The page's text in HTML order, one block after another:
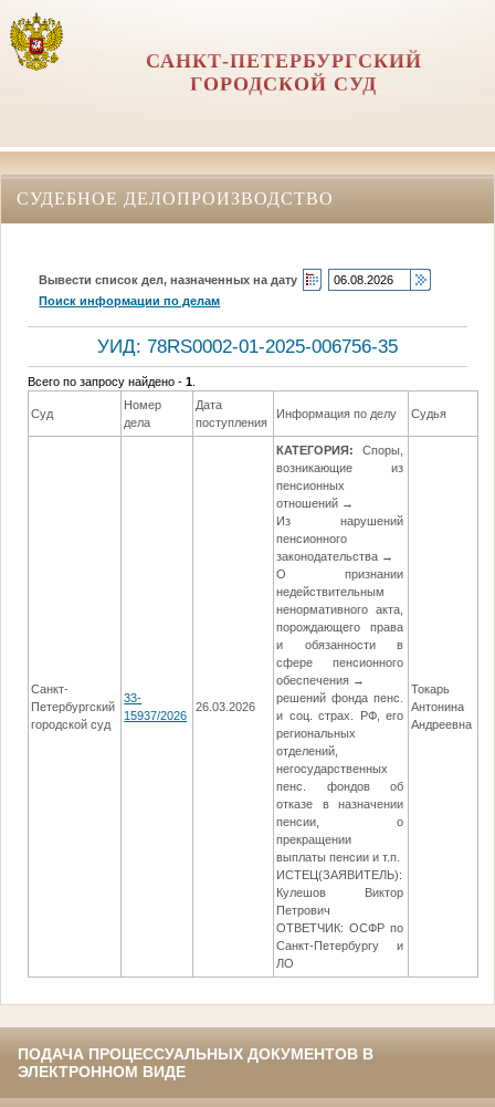
САНКТ-ПЕТЕРБУРГСКИЙ
ГОРОДСКОЙ СУД
СУДЕБНОЕ ДЕЛОПРОИЗВОДСТВО
Вывести список дел, назначенных на дату
Поиск информации по делам
УИД: 78RS0002-01-2025-006756-35
Всего по запросу найдено -1
Суд
Номер
дела
Дата
поступления
Информация по делу Судья
Санкт-
Петербургский
городской суд
33-
15937/2026
26.03.2026
КАТЕГОРИЯ:
Споры,
возникающие из
пенсионных
отношений →
Из нарушений
пенсионного
законодательства →
О признании
недействительным
ненормативного акта,
порождающего права
и обязанности в
сфере пенсионного
обеспечения →
решений фонда пенс.
и соц. страх. РФ, его
региональных
отделений,
негосударственных
пенс. фондов об
отказе в назначении
пенсии, о
прекращении
выплаты пенсии и т.п.
ИСТЕЦ(ЗАЯВИТЕЛЬ):
Кулешов Виктор
Петрович
ОТВЕТЧИК: ОСФР по
Санкт-Петербургу и
ЛО
Токарь
Антонина
Андреевна
ПОДАЧА ПРОЦЕССУАЛЬНЫХ ДОКУМЕНТОВ В
ЭЛЕКТРОННОМ ВИДЕ